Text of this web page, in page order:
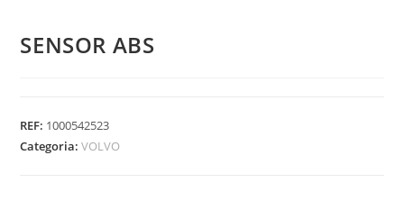
SENSOR ABS
REF: 1000542523
Categoria:VOLVO